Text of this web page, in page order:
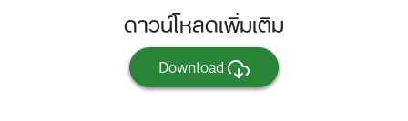
ดาวน์โหลดเพิ่มเติม
Download